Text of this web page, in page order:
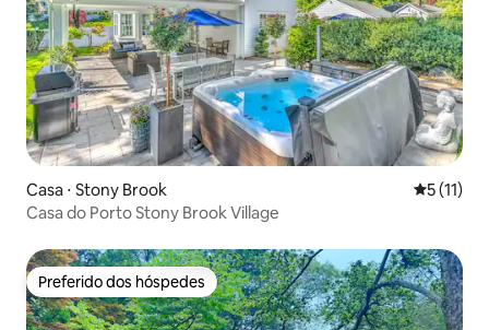
Casa ⋅ Stony Brook 5 de uma
5 (11)
Casa do Porto Stony Brook Village
Preferido dos hóspedes
Preferido dos hóspedes